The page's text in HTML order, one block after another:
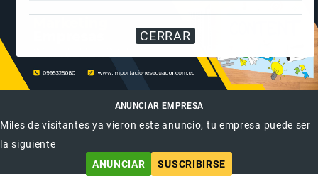
CERRAR
ANUNCIAR EMPRESA
Miles de visitantes ya vieron este anuncio, tu empresa puede ser
la siguiente
ANUNCIAR
SUSCRIBIRSE